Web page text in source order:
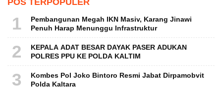
POS TERPOPULER
1
Pembangunan Megah IKN Masiv, Karang Jinawi
Penuh Harap Menunggu Infrastruktur
2
KEPALA ADAT BESAR DAYAK PASER ADUKAN
POLRES PPU KE POLDA KALTIM
3
Kombes Pol Joko Bintoro Resmi Jabat Dirpamobvit
Polda Kaltara